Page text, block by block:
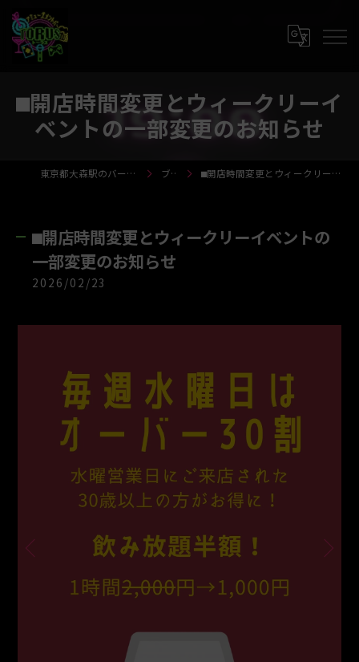
​⬛︎開店時間変更とウィークリーイ
ベントの一部変更のお知らせ
東京都大森駅のバーならTORUS-トーラス- ブログ ​⬛︎開店時間変更とウィークリーイベントの一部変更のお知らせ
​⬛︎開店時間変更とウィークリーイベントの
一部変更のお知らせ
2026/02/23